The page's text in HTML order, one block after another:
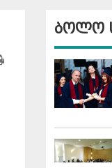
ბოლო